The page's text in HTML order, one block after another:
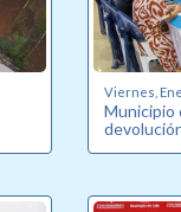
Viernes,
Municipio